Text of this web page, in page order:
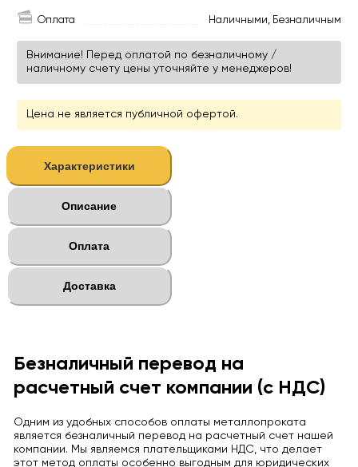
Оплата Наличными, Безналичным
Внимание! Перед оплатой по безналичному /
наличному счету цены уточняйте у менеджеров!
Цена не является публичной офертой.
Характеристики
Описание
Оплата
Доставка
Безналичный перевод на
расчетный счет компании (с НДС)
Одним из удобных способов оплаты металлопроката
является безналичный перевод на расчетный счет нашей
компании. Мы являемся плательщиками НДС, что делает
этот метод оплаты особенно выгодным для юридических